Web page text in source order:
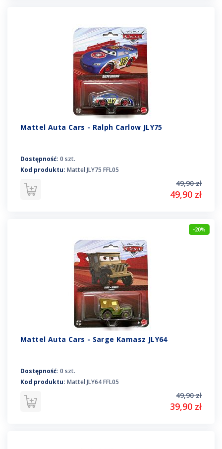
Mattel Auta Cars - Ralph Carlow JLY75
Dostępność: 0 szt.
Kod produktu: Mattel JLY75 FFL05
49,90 zł
49,90 zł
-20%
Mattel Auta Cars - Sarge Kamasz JLY64
Dostępność: 0 szt.
Kod produktu: Mattel JLY64 FFL05
49,90 zł
39,90 zł